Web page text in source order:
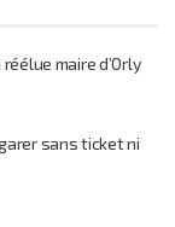
maire d’Orly
sans ticket ni